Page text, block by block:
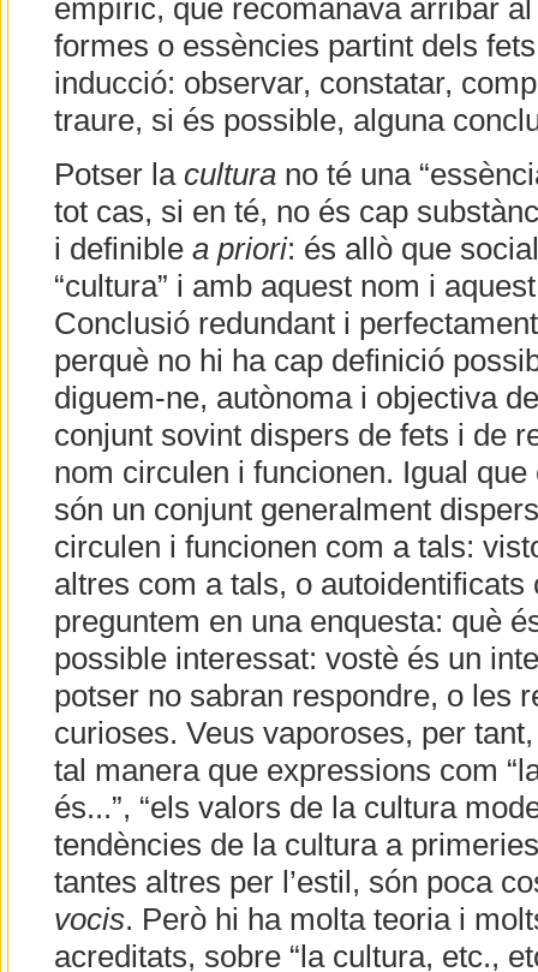
empíric, que recomanava arribar
formes o essències partint dels
inducció: observar, constatar,
traure, si és possible, alguna
Potser la culturano té una
tot cas, si en té, no és cap
i definible a priori: és allò que
“cultura” i amb aquest nom i
Conclusió redundant i
perquè no hi ha cap definició
diguem-ne, autònoma i objectiva
conjunt sovint dispers de fets i de
nom circulen i funcionen. Igual que
són un conjunt generalment
circulen i funcionen com a tals:
altres com a tals, o autoidentificats
preguntem en una enquesta: què
possible interessat: vostè és un
potser no sabran respondre, o les
curioses. Veus vaporoses, per
tal manera que expressions com
és...”, “els valors de la cultura
tendències de la cultura a
tantes altres per l’estil, són poca
vocis. Però hi ha molta teoria i
acreditats, sobre “la cultura, etc.,